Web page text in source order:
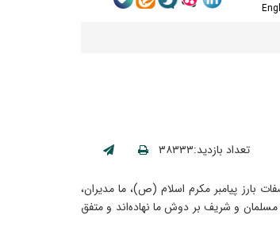
تعداد بازدید:۳۸۳۳۳
بارز پیامبر مکرم اسلام (ص)، ما مدیران،
مسلمان و شریف بر دوش ما نهاده‌اند و متفق